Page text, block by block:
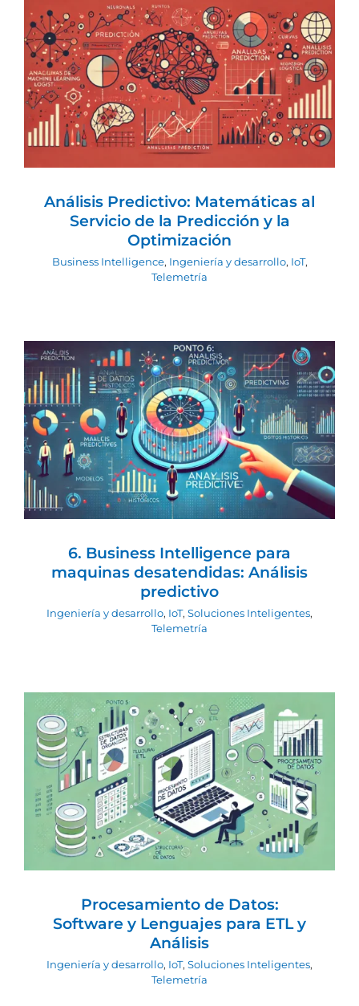
Análisis Predictivo: Matemáticas al
Servicio de la Predicción y la
Optimización
Business Intelligence Ingeniería y desarrollo IoT
Telemetría
Análisis Predictivo: Matemáticas al
Servicio de la Predicción y la
Optimización
Business Intelligence, Ingeniería y desarrollo, IoT,
Telemetría
6. Business Intelligence para maquinas
desatendidas: Análisis predictivo
Ingeniería y desarrollo IoT Soluciones
Inteligentes Telemetría
6. Business Intelligence para
maquinas desatendidas: Análisis
predictivo
Ingeniería y desarrollo, IoT, Soluciones Inteligentes,
Telemetría
Procesamiento de Datos: Software y
Lenguajes para ETL y Análisis
Ingeniería y desarrollo IoT Soluciones
Inteligentes Telemetría
Procesamiento de Datos:
Software y Lenguajes para ETL y
Análisis
Ingeniería y desarrollo, IoT, Soluciones Inteligentes,
Telemetría